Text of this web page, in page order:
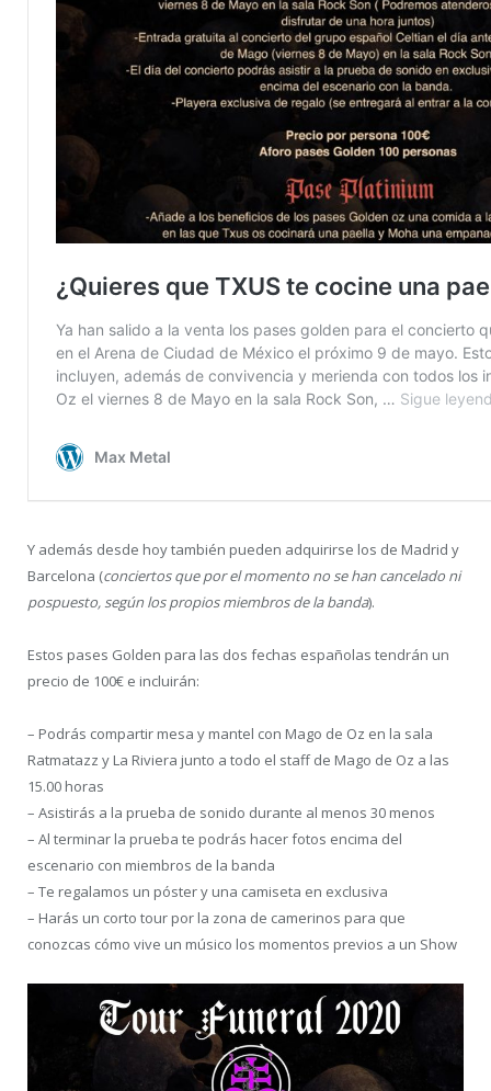
Y además desde hoy también pueden adquirirse los de Madrid y
Barcelona (conciertos que por el momento no se han cancelado ni
pospuesto, según los propios miembros de la banda).
Estos pases Golden para las dos fechas españolas tendrán un
precio de 100€ e incluirán:
– Podrás compartir mesa y mantel con Mago de Oz en la sala
Ratmatazz y La Riviera junto a todo el staff de Mago de Oz a las
15.00 horas
– Asistirás a la prueba de sonido durante al menos 30 menos
– Al terminar la prueba te podrás hacer fotos encima del
escenario con miembros de la banda
– Te regalamos un póster y una camiseta en exclusiva
– Harás un corto tour por la zona de camerinos para que
conozcas cómo vive un músico los momentos previos a un Show